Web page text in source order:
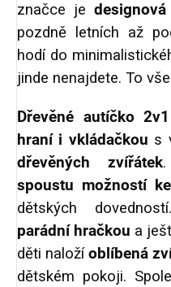
značce je
pozdně letních až
hodí do
jinde nenajdete. To vše
Dřevěné autíčko 2v1
hraní i vkládačkou s
dřevěných
zvířátek
spoustu možností
dětských
parádní hračkou a
děti naložíoblíbená
dětském pokoji.